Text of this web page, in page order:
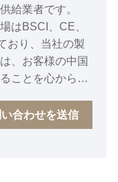
給業者です。
はBSCI、CE、
おり、当社の製
、お客様の中国
ことを心から楽
合わせを送信